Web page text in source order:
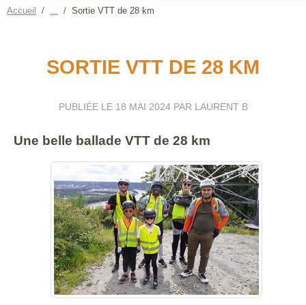
Accueil Sortie VTT de 28 km
SORTIE VTT DE 28 KM
PUBLIÉE LE 18 MAI 2024PAR LAURENT B
Une belle ballade VTT de 28 km